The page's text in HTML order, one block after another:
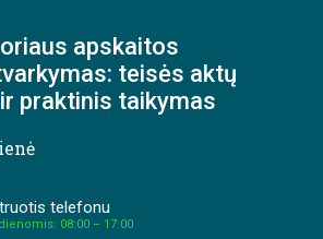
apskaitos
teisės aktų
praktinis taikymas
telefonu
08:00 – 17:00